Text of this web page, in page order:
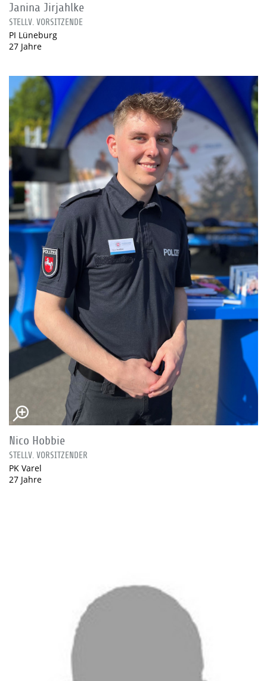
Janina Jirjahlke
STELLV. VORSITZENDE
PI Lüneburg
27 Jahre
Nico Hobbie
STELLV. VORSITZENDER
PK Varel
27 Jahre